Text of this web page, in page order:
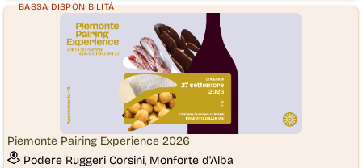
Piemonte Pairing Experience 2026
Podere Ruggeri Corsini, Monforte d'Alba
BASSA DISPONIBILITÀ